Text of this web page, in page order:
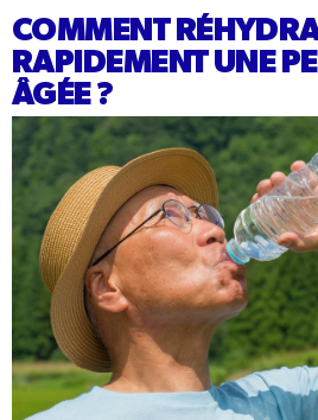
COMMENT
RAPIDEMENT UNE
ÂGÉE ?